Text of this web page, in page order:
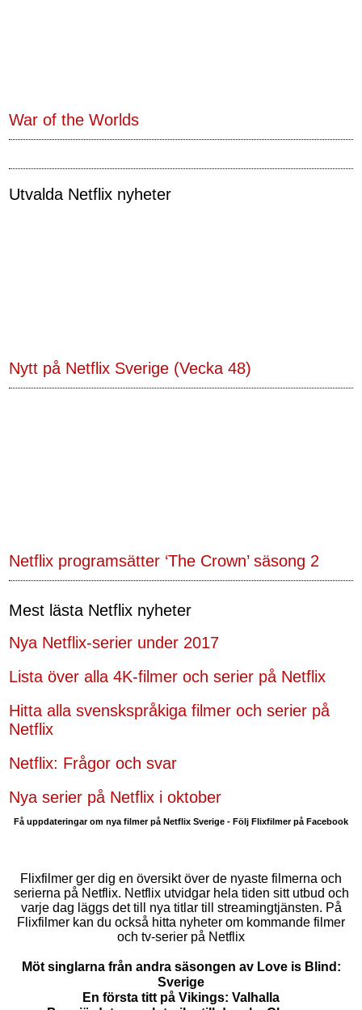
War of the Worlds
Utvalda Netflix nyheter
Nytt på Netflix Sverige (Vecka 48)
Netflix programsätter ‘The Crown’ säsong 2
Mest lästa Netflix nyheter
Nya Netflix-serier under 2017
Lista över alla 4K-filmer och serier på Netflix
Hitta alla svenskspråkiga filmer och serier på
Netflix
Netflix: Frågor och svar
Nya serier på Netflix i oktober
Få uppdateringar om nya filmer på Netflix Sverige - Följ Flixfilmer på Facebook
Flixfilmer ger dig en översikt över de nyaste filmerna och
serierna på Netflix. Netflix utvidgar hela tiden sitt utbud och
varje dag läggs det till nya titlar till streamingtjänsten. På
Flixfilmer kan du också hitta nyheter om kommande filmer
och tv-serier på Netflix
Möt singlarna från andra säsongen av Love is Blind:
Sverige
En första titt på Vikings: Valhalla